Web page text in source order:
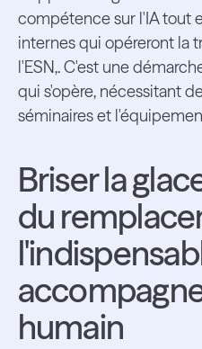
compétence sur l'IA tout
internes qui opéreront la
l'ESN,. C'est une
qui s'opère, nécessitant
séminaires et
Briser la
du
humain